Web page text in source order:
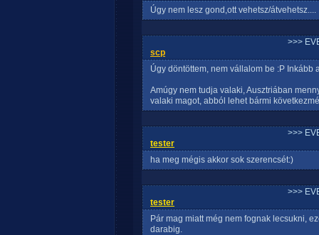
Úgy nem lesz gond,ott vehetsz/átvehetsz....
>>>
scp
Úgy döntöttem, nem vállalom be :P Inkább
Amúgy nem tudja valaki, Ausztriában
valaki magot, abból lehet bármi
>>>
tester
ha meg mégis akkor sok szerencsét:)
>>>
tester
Pár mag miatt még nem fognak lecsukni,
darabig.